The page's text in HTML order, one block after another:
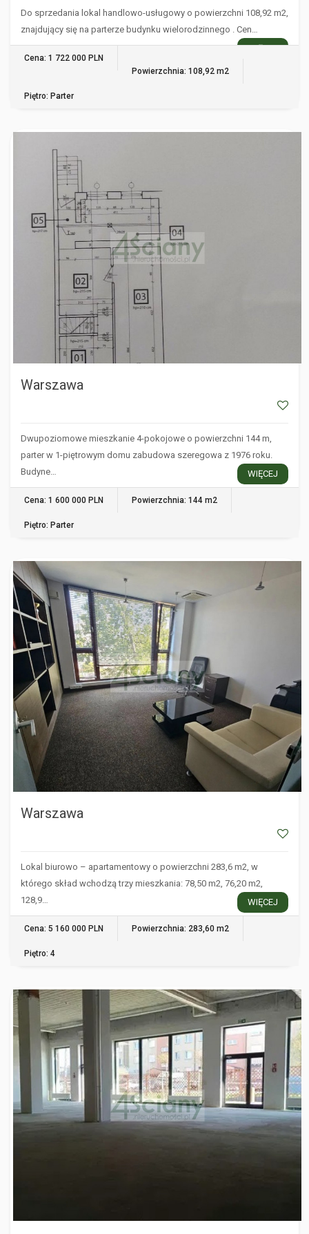
Do sprzedania lokal handlowo-usługowy o powierzchni 108,92 m2,
znajdujący się na parterze budynku wielorodzinnego . Cen…
WIĘCEJ
Cena: 1 722 000 PLN
Powierzchnia: 108,92 m2
Piętro: Parter
WARSZAWA
Warszawa
Dwupoziomowe mieszkanie 4-pokojowe o powierzchni 144 m,
parter w 1-piętrowym domu zabudowa szeregowa z 1976 roku.
Budyne…
WIĘCEJ
Cena: 1 600 000 PLN Powierzchnia: 144 m2
Piętro: Parter
WARSZAWA
Warszawa
Lokal biurowo – apartamentowy o powierzchni 283,6 m2, w
którego skład wchodzą trzy mieszkania: 78,50 m2, 76,20 m2,
128,9…
WIĘCEJ
Cena: 5 160 000 PLN Powierzchnia: 283,60 m2
Piętro: 4
PRUSZKÓW